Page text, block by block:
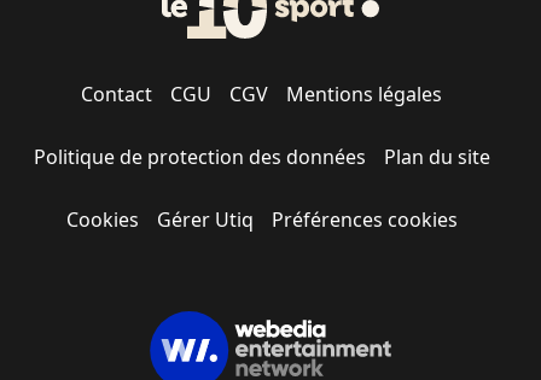
Contact CGU CGV Mentions légales
Politique de protection des données Plan du site
Cookies Gérer Utiq Préférences cookies